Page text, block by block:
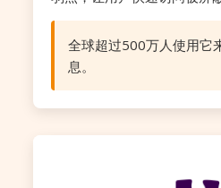
全球超过500万人使用它
息。